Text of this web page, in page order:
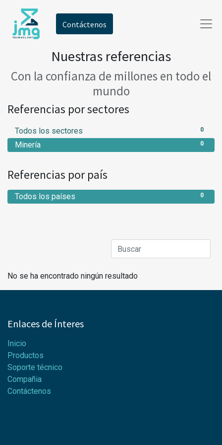
Contáctenos
Nuestras referencias
Con la confianza de millones en todo el
mundo
Referencias por sectores
0
Todos los sectores
0
Minería
Referencias por país
0
Todos los países
No se ha encontrado ningún resultado
Enlaces de Ínteres
Inicio
Productos
Soporte técnico
Compañia
Contáctenos